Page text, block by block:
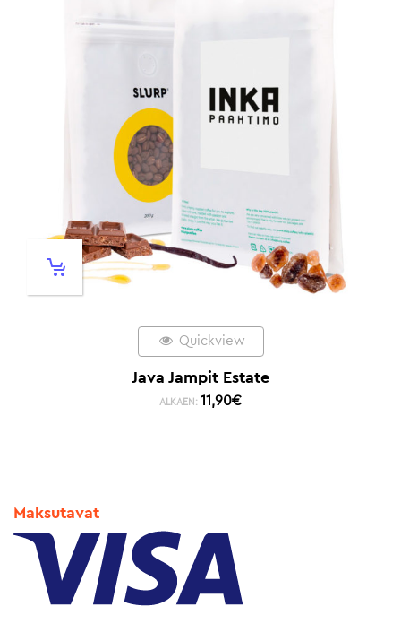
Quickview
Java Jampit Estate
ALKAEN: 11,90€
Maksutavat